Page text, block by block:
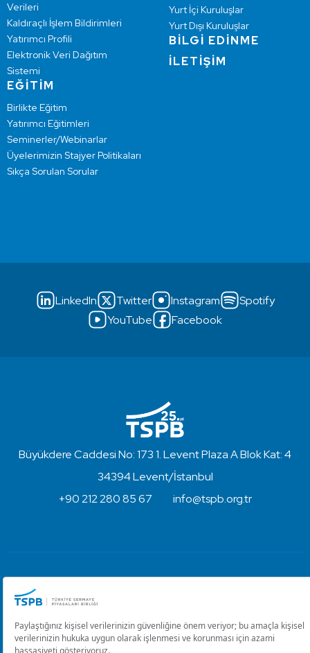
Verileri
Kaldıraçlı İşlem Bildirimleri
Yatırımcı Profili
Elektronik Veri Dağıtım
Sistemi
EĞİTİM
Birlikte Eğitim
Yatırımcı Eğitimleri
Seminerler/Webinarlar
Üyelerimizin Stajyer Politikaları
Sıkça Sorulan Sorular
Yurt İçi Kuruluşlar
Yurt Dışı Kuruluşlar
BİLGİ EDİNME
İLETİŞİM
LinkedIn Twitter Instagram
Spotify
YouTube
Facebook
Büyükdere Caddesi No: 173 1. Levent Plaza A Blok Kat: 4
34394 Levent/İstanbul
+90 212 280 85 67
info@tspb.org.tr
Türkiye Sermaye Piyasaları Birliği ⋅ Copyright © 2023
Çerez Ayarlarını Düzenle